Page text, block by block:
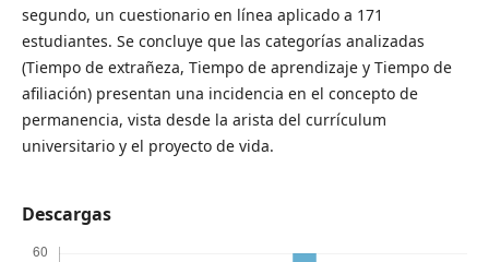
segundo, un cuestionario en línea aplicado a 171
estudiantes. Se concluye que las categorías analizadas
(Tiempo de extrañeza, Tiempo de aprendizaje y Tiempo de
afiliación) presentan una incidencia en el concepto de
permanencia, vista desde la arista del currículum
universitario y el proyecto de vida.
Descargas